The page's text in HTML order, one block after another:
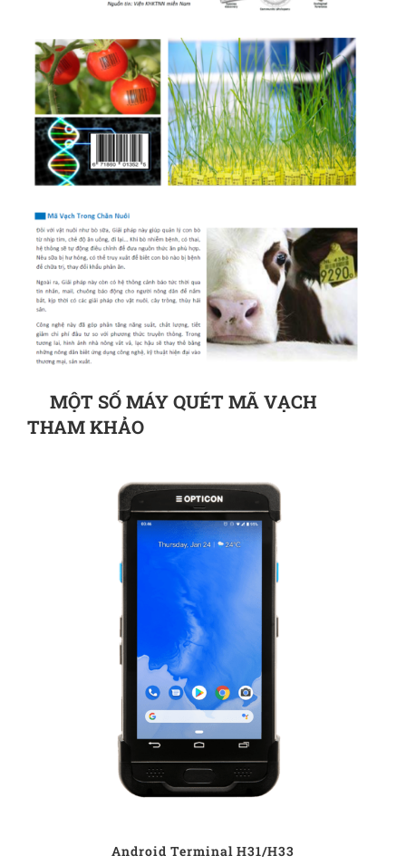
MỘT SỐ MÁY QUÉT MÃ VẠCH
THAM KHẢO
Android Terminal H31/H33